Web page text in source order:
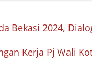
Bekasi 2024,
Kerja Pj Wali